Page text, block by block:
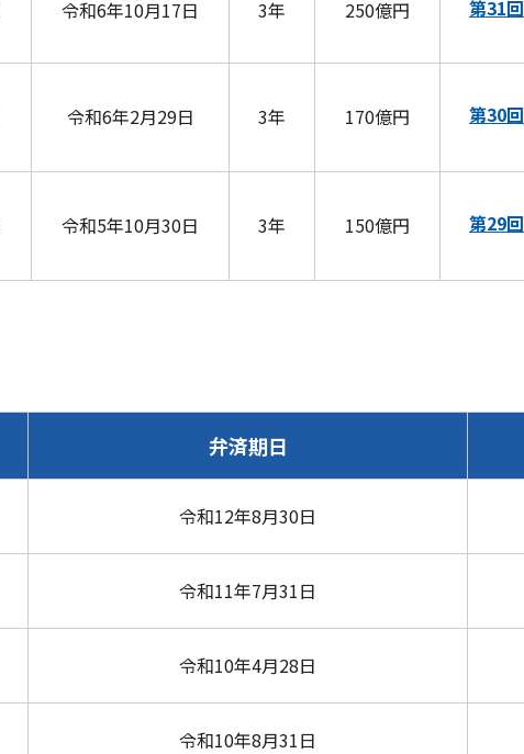
令和6年10月17日 3年 250億円 第31回
令和6年2月29日 3年 170億円 第30回
令和5年10月30日 3年 150億円 第29回
弁済期日
令和12年8月30日
令和11年7月31日
令和10年4月28日
令和10年8月31日